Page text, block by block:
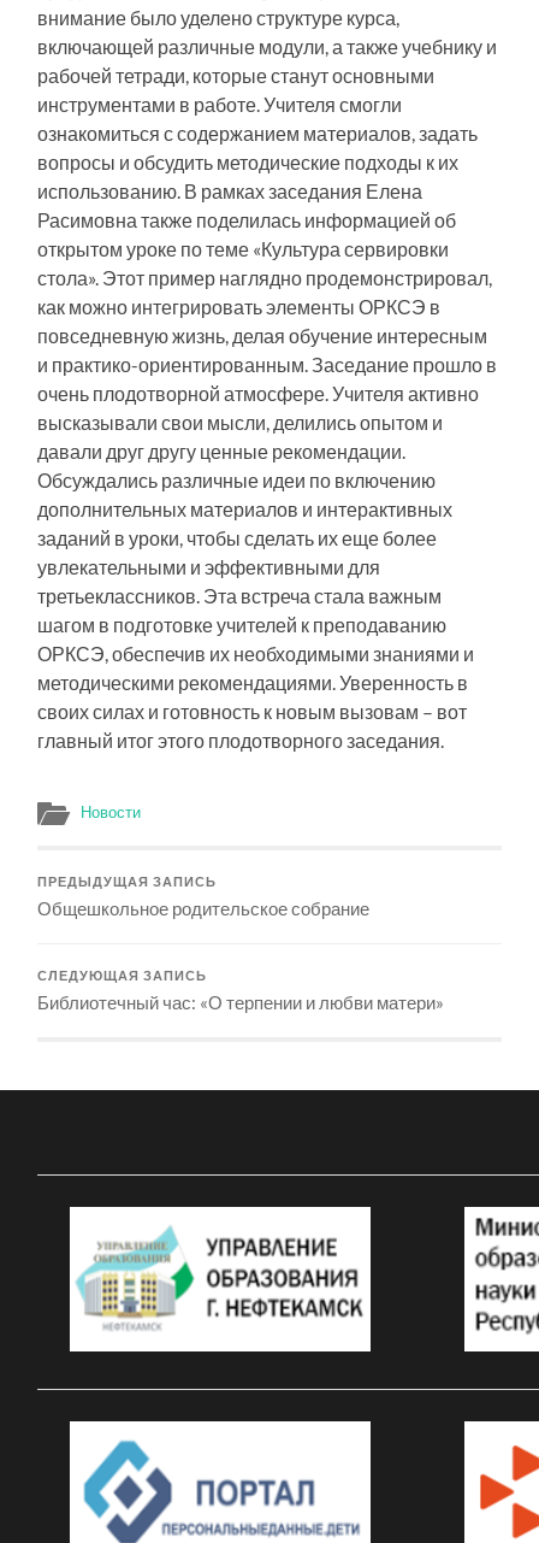
внимание было уделено структуре курса,
включающей различные модули, а также учебнику и
рабочей тетради, которые станут основными
инструментами в работе. Учителя смогли
ознакомиться с содержанием материалов, задать
вопросы и обсудить методические подходы к их
использованию. В рамках заседания Елена
Расимовна также поделилась информацией об
открытом уроке по теме «Культура сервировки
стола». Этот пример наглядно продемонстрировал,
как можно интегрировать элементы ОРКСЭ в
повседневную жизнь, делая обучение интересным
и практико-ориентированным. Заседание прошло в
очень плодотворной атмосфере. Учителя активно
высказывали свои мысли, делились опытом и
давали друг другу ценные рекомендации.
Обсуждались различные идеи по включению
дополнительных материалов и интерактивных
заданий в уроки, чтобы сделать их еще более
увлекательными и эффективными для
третьеклассников. Эта встреча стала важным
шагом в подготовке учителей к преподаванию
ОРКСЭ, обеспечив их необходимыми знаниями и
методическими рекомендациями. Уверенность в
своих силах и готовность к новым вызовам – вот
главный итог этого плодотворного заседания.
Новости
ПРЕДЫДУЩАЯ ЗАПИСЬ
Общешкольное родительское собрание
СЛЕДУЮЩАЯ ЗАПИСЬ
Библиотечный час: «О терпении и любви матери»